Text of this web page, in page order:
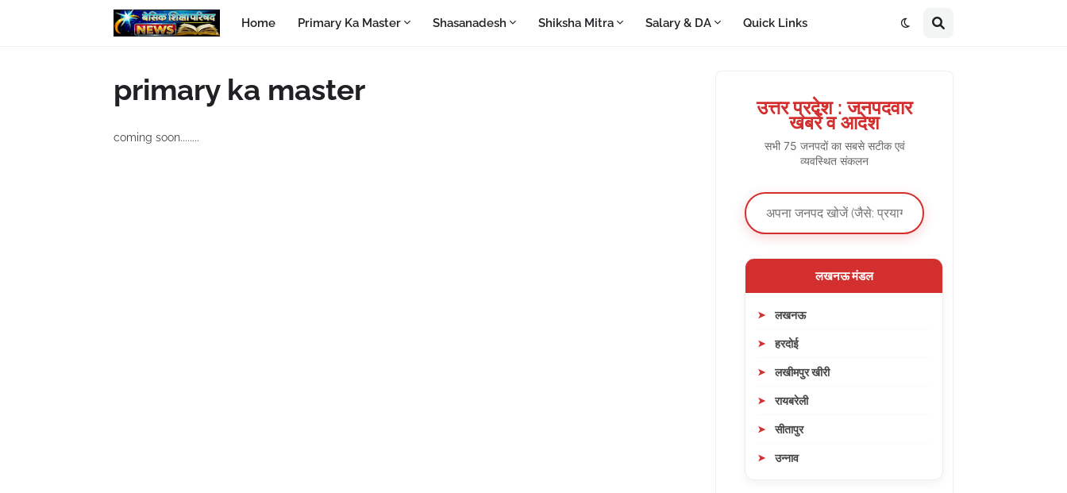
Home Primary Ka Master Shasanadesh Shiksha Mitra Salary & DA Quick Links
primary ka master
coming soon........
उत्तर प्रदेश : जनपदवार
खबरें व आदेश
सभी 75 जनपदों का सबसे सटीक एवं
व्यवस्थित संकलन
लखनऊ मंडल
लखनऊ
हरदोई
लखीमपुर खीरी
रायबरेली
सीतापुर
उन्नाव